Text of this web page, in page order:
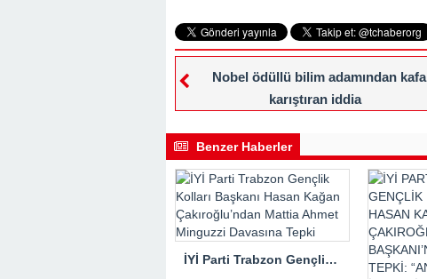
Nobel ödüllü bilim adamından kafa
karıştıran iddia
Benzer Haberler
İYİ Parti Trabzon Gençlik Kolları Başkanı Hasan Kağan Çakıroğlu’ndan Mattia Ahmet Minguzzi Davasına Tepki